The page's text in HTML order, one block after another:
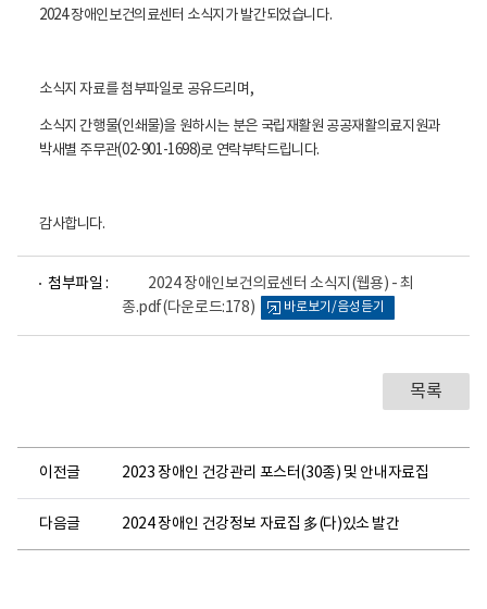
보
건
터
고
2024 장애인보건의료센터 소식지가 발간되었습니다.
소식지 자료를 첨부파일로 공유드리며,
소식지 간행물(인쇄물)을 원하시는 분은 국립재활원 공공재활의료지원과
박새별 주무관(02-901-1698)로 연락부탁드립니 다.
감사합니다.
첨부파일 :
2024 장애인보건의료센터 소식지(웹용) - 최
종.pdf(다운로드:178)
어
바로보기/음성듣기
목록
이전글 2023 장애인 건강관리 포스터(30종) 및 안내자료집
다음글 2024 장애인 건강정보 자료집 多(다)있소 발간